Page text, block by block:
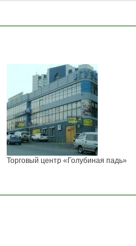
Торговый центр «Голубиная падь»